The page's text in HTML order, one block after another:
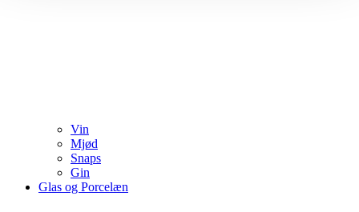
Vin
Mjød
Snaps
Gin
Glas og Porcelæn